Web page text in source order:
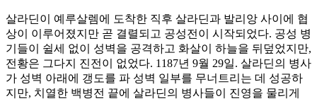
살라딘이 예루살렘에 도착한 직후 살라딘과 발리앙 사이에 협
상이 이루어졌지만 곧 결렬되고 공성전이 시작되었다. 공성 병
기들이 쉴세 없이 성벽을 공격하고 화살이 하늘을 뒤덮었지만,
전황은 그다지 진전이 없었다. 1187년 9월 29일. 살라딘의 병사
가 성벽 아래에 갱도를 파 성벽 일부를 무너트리는 데 성공하
지만, 치열한 백병전 끝에 살라딘의 병사들이 진영을 물리게